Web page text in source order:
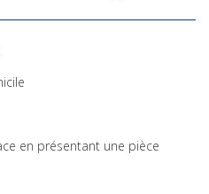
en présentant une pièce